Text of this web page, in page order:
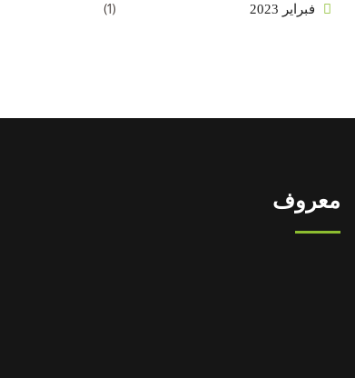
فبراير 2023 (1)
معروف